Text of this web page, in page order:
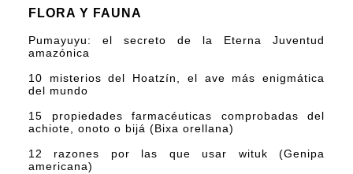
FLORA Y FAUNA
Pumayuyu: el secreto de la Eterna Juventud
amazónica
10 misterios del Hoatzín, el ave más enigmática
del mundo
15 propiedades farmacéuticas comprobadas del
achiote, onoto o bijá (Bixa orellana)
12 razones por las que usar wituk (Genipa
americana)